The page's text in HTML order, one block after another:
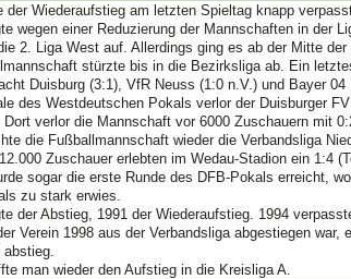
der Wiederaufstieg am letzten Spieltag knapp
wegen einer Reduzierung der Mannschaften in der
2. Liga West auf. Allerdings ging es ab der Mitte der
stürzte bis in die Bezirksliga ab. Ein
Duisburg (3:1), VfR Neuss (1:0 n.V.) und Bayer 04
des Westdeutschen Pokals verlor der Duisburger
verlor die Mannschaft vor 6000 Zuschauern mit
die Fußballmannschaft wieder die Verbandsliga
Zuschauer erlebten im Wedau-Stadion ein 1:4
sogar die erste Runde des DFB-Pokals erreicht,
zu stark erwies.
der Abstieg, 1991 der Wiederaufstieg. 1994
Verein 1998 aus der Verbandsliga abgestiegen war,
man wieder den Aufstieg in die Kreisliga A.